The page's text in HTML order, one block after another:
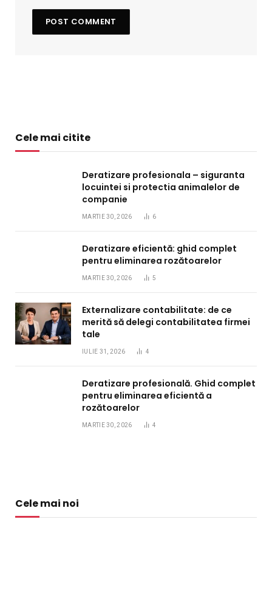
Cele mai citite
Deratizare profesionala – siguranta
locuintei si protectia animalelor de
companie
MARTIE 30, 2026 6
Deratizare eficientă: ghid complet
pentru eliminarea rozătoarelor
MARTIE 30, 2026 5
Externalizare contabilitate: de ce
merită să delegi contabilitatea firmei
tale
IULIE 31, 2026 4
Deratizare profesională. Ghid complet
pentru eliminarea eficientă a
rozătoarelor
MARTIE 30, 2026 4
Cele mai noi